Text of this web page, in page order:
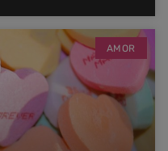
AMOR